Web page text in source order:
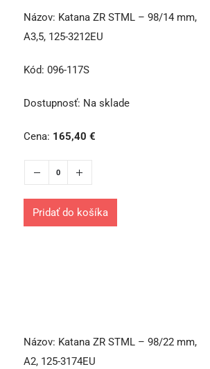
Názov: Katana ZR STML – 98/14 mm,
A3,5, 125-3212EU
Kód: 096-117S
Dostupnosť: Na sklade
Cena: 165,40 €
Pridať do košíka
Názov: Katana ZR STML – 98/22 mm,
A2, 125-3174EU